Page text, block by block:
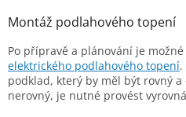
Montáž podlahového topení
Po přípravě a plánování je
elektrického podlahového topení
podklad, který by měl být rovný
nerovný, je nutné provést